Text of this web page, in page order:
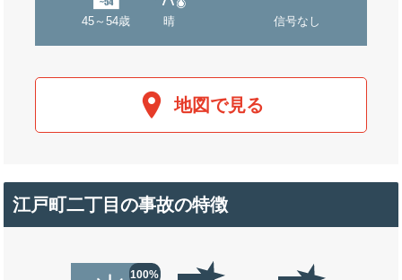
45～54歳 晴 信号なし
地図で見る
江戸町二丁目の事故の特徴
100%